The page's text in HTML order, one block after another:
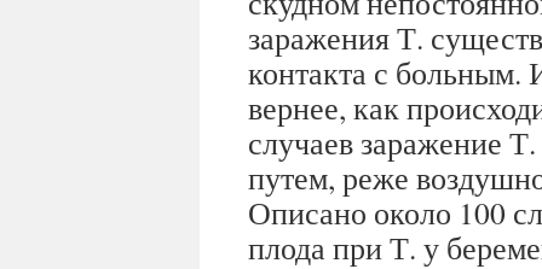
заражения Т.
контакта с больным.
вернее, как
случаев заражение
путем, реже
Описано около 100
плода при Т. у